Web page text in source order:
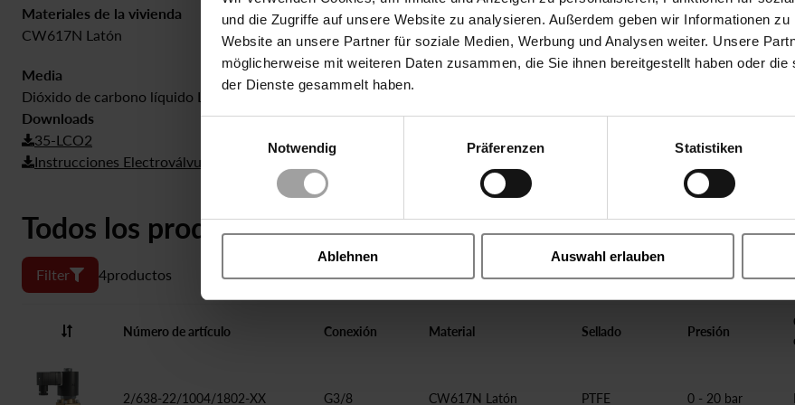
und die Zugriffe auf unsere Website zu analysieren. Außerdem geben wir Informationen
Website an unsere Partner für soziale Medien, Werbung und Analysen weiter. Unsere
möglicherweise mit weiteren Daten zusammen, die Sie ihnen bereitgestellt haben oder
der Dienste gesammelt haben.
Notwendig
Präferenzen Statistiken
Ablehnen Auswahl erlauben
Materiales de la vivienda
CW617N Latón
Sellado
PTFE
Opcional
NO, free of oil and grease,
Media
Dióxido de carbono líquido LCO2
Downloads
35-LCO2
Instrucciones Electroválvulas de accionamiento forzado
Todos los productos
Filter 4productos
Número de artículo Conexión Material Sellado Presión
2/638-22/1004/1802-XX G3/8 CW617N Latón PTFE 0 - 20 bar